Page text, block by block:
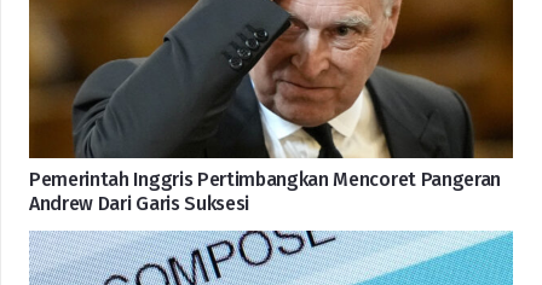
Pemerintah Inggris Pertimbangkan Mencoret Pangeran
Andrew Dari Garis Suksesi